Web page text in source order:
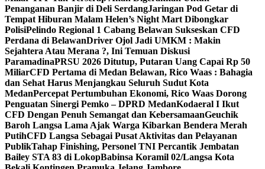
Penanganan Banjir di Deli SerdangJaringan Pod Getar di
Tempat Hiburan Malam Helen’s Night Mart Dibongkar
PolisiPelindo Regional 1 Cabang Belawan Sukseskan CFD
Perdana di BelawanDriver Ojol Jadi UMKM : Makin
Sejahtera Atau Merana ?, Ini Temuan Diskusi
ParamadinaPRSU 2026 Ditutup, Putaran Uang Capai Rp 50
MiliarCFD Pertama di Medan Belawan, Rico Waas : Bahagia
dan Sehat Harus Menjangkau Seluruh Sudut Kota
MedanPercepat Pertumbuhan Ekonomi, Rico Waas Dorong
Penguatan Sinergi Pemko – DPRD MedanKodaeral I Ikut
CFD Dengan Penuh Semangat dan KebersamaanGeuchik
Baroh Langsa Lama Ajak Warga Kibarkan Bendera Merah
PutihCFD Langsa Sebagai Pusat Aktivitas dan Pelayanan
PublikTahap Finishing, Personel TNI Percantik Jembatan
Bailey STA 83 di LokopBabinsa Koramil 02/Langsa Kota